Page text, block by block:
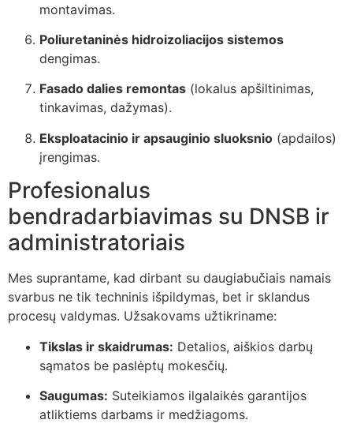
montavimas.
Poliuretaninės hidroizoliacijos sistemos
dengimas.
Fasado dalies remontas (lokalus apšiltinimas,
tinkavimas, dažymas).
Eksploatacinio ir apsauginio sluoksnio (apdailos)
įrengimas.
Profesionalus
bendradarbiavimas su DNSB ir
administratoriais
Mes suprantame, kad dirbant su daugiabučiais namais
svarbus ne tik techninis išpildymas, bet ir sklandus
procesų valdymas. Užsakovams užtikriname:
Tikslas ir skaidrumas: Detalios, aiškios darbų
sąmatos be paslėptų mokesčių.
Saugumas: Suteikiamos ilgalaikės garantijos
atliktiems darbams ir medžiagoms.